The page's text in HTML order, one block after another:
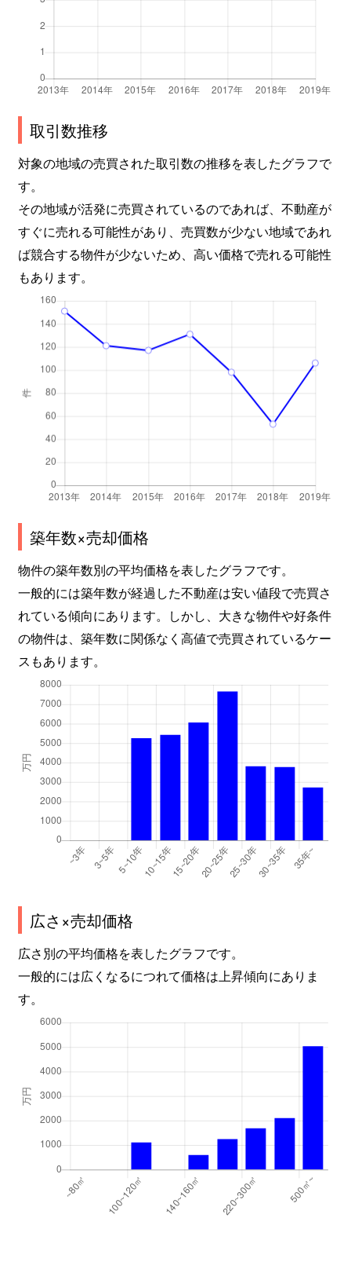
取引数推移
対象の地域の売買された取引数の推移を表したグラフで
す。
その地域が活発に売買されているのであれば、不動産が
すぐに売れる可能性があり、売買数が少ない地域であれ
ば競合する物件が少ないため、高い価格で売れる可能性
もあります。
築年数×売却価格
物件の築年数別の平均価格を表したグラフです。
一般的には築年数が経過した不動産は安い値段で売買さ
れている傾向にあります。しかし、大きな物件や好条件
の物件は、築年数に関係なく高値で売買されているケー
スもあります。
広さ×売却価格
広さ別の平均価格を表したグラフです。
一般的には広くなるにつれて価格は上昇傾向にありま
す。